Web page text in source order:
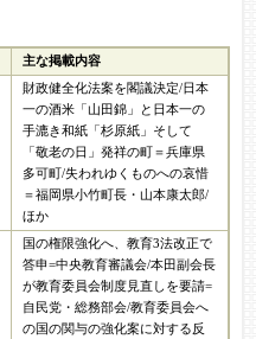
主な掲載内容
財政健全化法案を閣議決定/日本
一の酒米「山田錦」と日本一の
手漉き和紙「杉原紙」そして
「敬老の日」発祥の町＝兵庫県
多可町/失われゆくものへの哀惜
＝福岡県小竹町長・山本康太郎/
ほか
国の権限強化へ、教育3法改正で
答申=中央教育審議会/本田副会長
が教育委員会制度見直しを要請=
自民党・総務部会/教育委員会へ
の国の関与の強化案に対する反